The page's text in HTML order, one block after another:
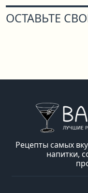
ОСТАВЬТЕ
Рецепты самых
напитки,